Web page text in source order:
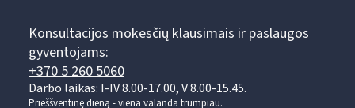
Konsultacijos mokesčių klausimais ir paslaugos
gyventojams:
+370 5 260 5060
Darbo laikas: I-IV 8.00-17.00, V 8.00-15.45.
Prieššventinę dieną - viena valanda trumpiau.